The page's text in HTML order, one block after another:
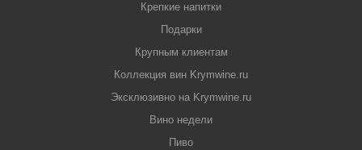
Крепкие напитки
Подарки
Крупным клиентам
Коллекция вин Krymwine.ru
Эксклюзивно на Krymwine.ru
Вино недели
Пиво